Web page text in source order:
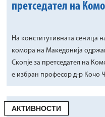
претседател на
На конститутивната сеница
комора на Македонија
Скопје за претседател на
е избран професор д-р Кочо
АКТИВНОСТИ